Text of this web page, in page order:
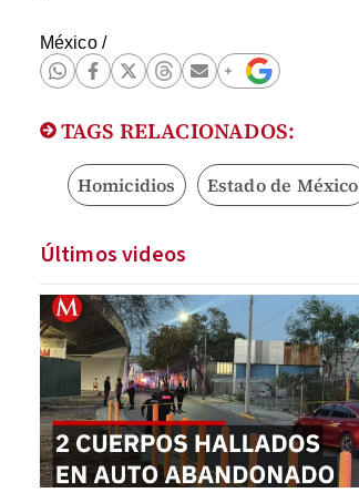
México/
TAGS RELACIONADOS:
Homicidios Estado de México
Últimos videos